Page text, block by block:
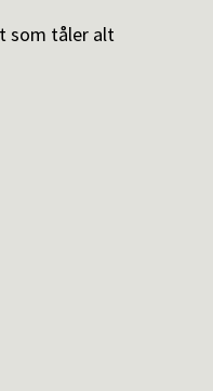
som tåler alt